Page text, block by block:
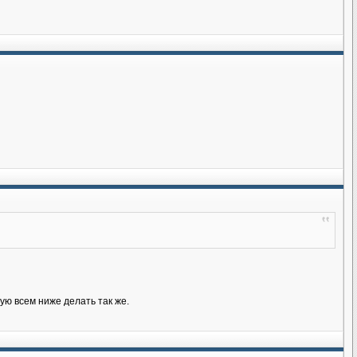
всем ниже делать так же.